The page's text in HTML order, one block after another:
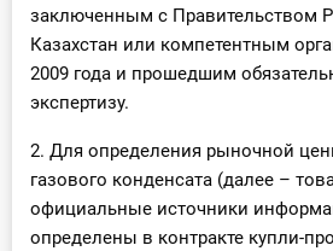
заключенным с Правительством
Казахстан или компетентным
2009 года и прошедшим
экспертизу.
2. Для определения рыночной
газового конденсата (далее –
официальные источники
определены в контракте купли-